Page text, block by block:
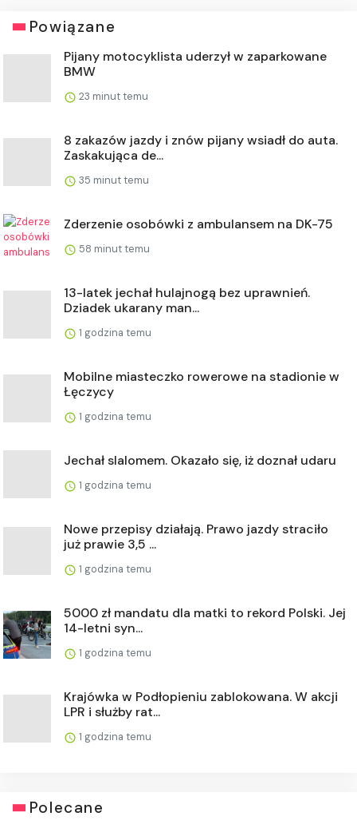
Powiązane
Pijany motocyklista uderzył w zaparkowane
BMW
23 minut temu
8 zakazów jazdy i znów pijany wsiadł do auta.
Zaskakująca de...
35 minut temu
Zderzenie osobówki z ambulansem na DK-75
58 minut temu
13-latek jechał hulajnogą bez uprawnień.
Dziadek ukarany man...
1 godzina temu
Mobilne miasteczko rowerowe na stadionie w
Łęczycy
1 godzina temu
Jechał slalomem. Okazało się, iż doznał udaru
1 godzina temu
Nowe przepisy działają. Prawo jazdy straciło
już prawie 3,5 ...
1 godzina temu
5000 zł mandatu dla matki to rekord Polski. Jej
14-letni syn...
1 godzina temu
Krajówka w Podłopieniu zablokowana. W akcji
LPR i służby rat...
1 godzina temu
Polecane